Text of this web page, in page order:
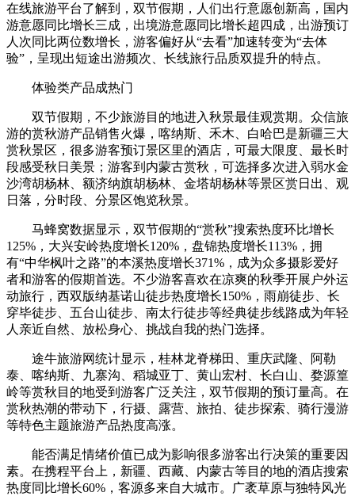
在线旅游平台了解到，双节假期，人们出行意愿创新高，国内
游意愿同比增长三成，出境游意愿同比增长超四成，出游预订
人次同比两位数增长，游客偏好从“去看”加速转变为“去体
验”，呈现出短途出游频次、长线旅行品质双提升的特点。
体验类产品成热门
双节假期，不少旅游目的地进入秋景最佳观赏期。众信旅
游的赏秋游产品销售火爆，喀纳斯、禾木、白哈巴是新疆三大
赏秋景区，很多游客预订景区里的酒店，可最大限度、最长时
段感受秋日美景；游客到内蒙古赏秋，可选择多次进入弱水金
沙湾胡杨林、额济纳旗胡杨林、金塔胡杨林等景区赏日出、观
日落，分时段、分景区饱览秋景。
马蜂窝数据显示，双节假期的“赏秋”搜索热度环比增长
125%，大兴安岭热度增长120%，盘锦热度增长113%，拥
有“中华枫叶之路”的本溪热度增长371%，成为众多摄影爱好
者和游客的假期首选。不少游客喜欢在凉爽的秋季开展户外运
动旅行，西双版纳基诺山徒步热度增长150%，雨崩徒步、长
穿毕徒步、五台山徒步、南太行徒步等经典徒步线路成为年轻
人亲近自然、放松身心、挑战自我的热门选择。
途牛旅游网统计显示，桂林龙脊梯田、重庆武隆、阿勒
泰、喀纳斯、九寨沟、稻城亚丁、黄山宏村、长白山、婺源篁
岭等赏秋目的地受到游客广泛关注，双节假期的预订量高。在
赏秋热潮的带动下，行摄、露营、旅拍、徒步探索、骑行漫游
等特色主题旅游产品热度高涨。
能否满足情绪价值已成为影响很多游客出行决策的重要因
素。在携程平台上，新疆、西藏、内蒙古等目的地的酒店搜索
热度同比增长60%，客源多来自大城市。广袤草原与独特风光